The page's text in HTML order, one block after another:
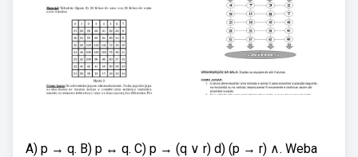
A) p → q. B) p ↔ q. C) p → (q ∨ r) d) (p → r) ∧. Weba